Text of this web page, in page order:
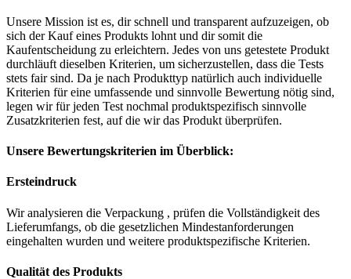
Unsere Mission ist es, dir schnell und transparent aufzuzeigen, ob
sich der Kauf eines Produkts lohnt und dir somit die
Kaufentscheidung zu erleichtern. Jedes von uns getestete Produkt
durchläuft dieselben Kriterien, um sicherzustellen, dass die Tests
stets fair sind. Da je nach Produkttyp natürlich auch individuelle
Kriterien für eine umfassende und sinnvolle Bewertung nötig sind,
legen wir für jeden Test nochmal produktspezifisch sinnvolle
Zusatzkriterien fest, auf die wir das Produkt überprüfen.
Unsere Bewertungskriterien im Überblick:
Ersteindruck
Wir analysieren die Verpackung , prüfen die Vollständigkeit des
Lieferumfangs, ob die gesetzlichen Mindestanforderungen
eingehalten wurden und weitere produktspezifische Kriterien.
Qualität des Produkts